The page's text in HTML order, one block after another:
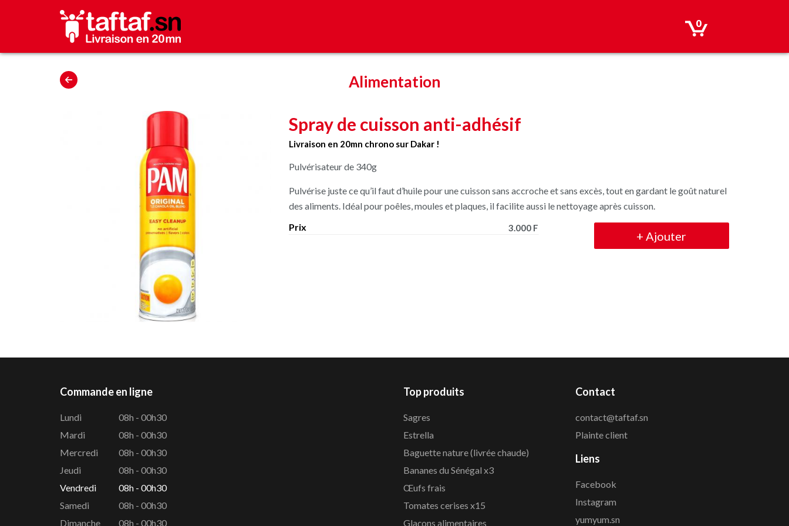
0
Alimentation
Spray de cuisson anti-adhésif
Livraison en 20mn chrono sur Dakar !
Pulvérisateur de 340g
Pulvérise juste ce qu’il faut d’huile pour une cuisson sans accroche et sans excès, tout en gardant le goût naturel
des aliments. Idéal pour poêles, moules et plaques, il facilite aussi le nettoyage après cuisson.
Prix
3.000 F
+ Ajouter
Commande en ligne
Lundi
08h - 00h30
Mardi
08h - 00h30
Mercredi
08h - 00h30
Jeudi
08h - 00h30
Vendredi
08h - 00h30
Samedi
08h - 00h30
Dimanche
08h - 00h30
Top produits
Sagres
Estrella
Baguette nature (livrée chaude)
Bananes du Sénégal x3
Œufs frais
Tomates cerises x15
Glaçons alimentaires
Contact
contact@taftaf.sn
Plainte client
Liens
Facebook
Instagram
yumyum.sn